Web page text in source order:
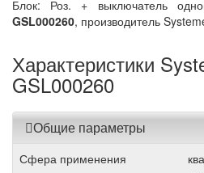
Блок: Роз. + выключатель
GSL000260, производитель
Характеристики
GSL000260
Общие параметры
Сфера применения